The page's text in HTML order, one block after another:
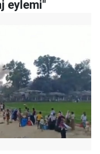
eylemi"